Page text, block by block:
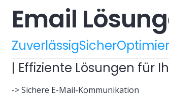
Email
ZuverlässigSicher
| Effiziente Lösungen für
-> Sichere E-Mail-Kommunikation